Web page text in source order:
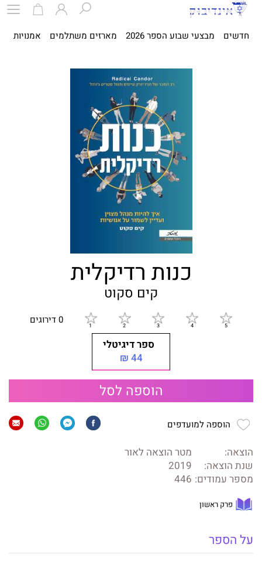
חדשים מבצעי שבוע הספר 2026 מארזים משתלמים אמנויות
כנות רדיקלית
קים סקוט
0 דירוגים
ספר דיגיטלי
44 ₪
הוספה לסל
הוספה למועדפים
הוצאה:
מטר הוצאה לאור
שנת הוצאה:
2019
מספר עמודים: 446
פרק ראשון
על הספר